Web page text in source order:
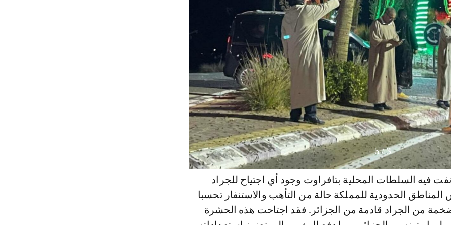
3
/
5
فيه السلطات المحلية بتافراوت وجود أي اجتياح للجراد
الحدودية للمملكة حالة من التأهب والاستنفار تحسبا
من الجراد قادمة من الجزائر. فقد اجتاحت هذه الحشرة